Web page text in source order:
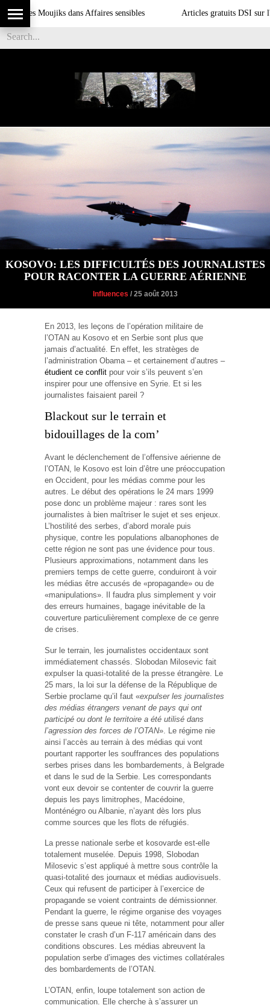
Moujiks dans Affaires sensibles Articles gratuits DSI sur
KOSOVO: LES DIFFICULTÉS DES JOURNALISTES
POUR RACONTER LA GUERRE AÉRIENNE
Influences / 25 août 2013
En 2013, les leçons de l’opération militaire de
l’OTAN au Kosovo et en Serbie sont plus que
jamais d’actualité. En effet, les stratèges de
l’administration Obama – et certainement d’autres –
étudient ce conflit pour voir s’ils peuvent s’en
inspirer pour une offensive en Syrie. Et si les
journalistes faisaient pareil ?
Blackout sur le terrain et
bidouillages de la com’
Avant le déclenchement de l’offensive aérienne de
l’OTAN, le Kosovo est loin d’être une préoccupation
en Occident, pour les médias comme pour les
autres. Le début des opérations le 24 mars 1999
pose donc un problème majeur : rares sont les
journalistes à bien maîtriser le sujet et ses enjeux.
L’hostilité des serbes, d’abord morale puis
physique, contre les populations albanophones de
cette région ne sont pas une évidence pour tous.
Plusieurs approximations, notamment dans les
premiers temps de cette guerre, conduiront à voir
les médias être accusés de «propagande» ou de
«manipulations». Il faudra plus simplement y voir
des erreurs humaines, bagage inévitable de la
couverture particulièrement complexe de ce genre
de crises.
Sur le terrain, les journalistes occidentaux sont
immédiatement chassés. Slobodan Milosevic fait
expulser la quasi-totalité de la presse étrangère. Le
25 mars, la loi sur la défense de la République de
Serbie proclame qu’il faut «expulser les journalistes
des médias étrangers venant de pays qui ont
participé ou dont le territoire a été utilisé dans
l’agression des forces de l’OTAN». Le régime nie
ainsi l’accès au terrain à des médias qui vont
pourtant rapporter les souffrances des populations
serbes prises dans les bombardements, à Belgrade
et dans le sud de la Serbie. Les correspondants
vont eux devoir se contenter de couvrir la guerre
depuis les pays limitrophes, Macédoine,
Monténégro ou Albanie, n’ayant dès lors plus
comme sources que les flots de réfugiés.
La presse nationale serbe et kosovarde est-elle
totalement muselée. Depuis 1998, Slobodan
Milosevic s’est appliqué à mettre sous contrôle la
quasi-totalité des journaux et médias audiovisuels.
Ceux qui refusent de participer à l’exercice de
propagande se voient contraints de démissionner.
Pendant la guerre, le régime organise des voyages
de presse sans queue ni tête, notamment pour aller
constater le crash d’un F-117 américain dans des
conditions obscures. Les médias abreuvent la
population serbe d’images des victimes collatérales
des bombardements de l’OTAN.
L’OTAN, enfin, loupe totalement son action de
communication. Elle cherche à s’assurer un